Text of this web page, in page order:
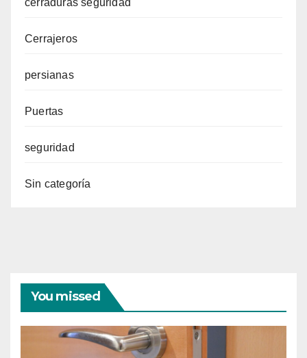
Cerrajeros
persianas
Puertas
seguridad
Sin categoría
You missed